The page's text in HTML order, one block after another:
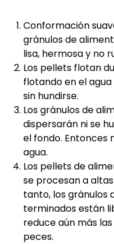
Conformación
gránulos de
lisa, hermosa y no
Los pellets flotan
flotando en el
sin hundirse.
Los gránulos de
dispersarán ni se
el fondo. Entonces
agua.
Los pellets de
se procesan a
tanto, los gránulos
terminados están
reduce aún más
peces.